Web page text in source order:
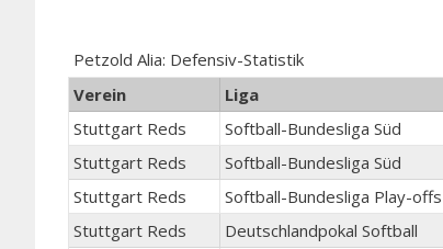
Petzold Alia: Defensiv-Statistik
Verein
Liga
Stuttgart Reds
Softball-Bundesliga Süd
Stuttgart Reds
Softball-Bundesliga Süd
Stuttgart Reds
Softball-Bundesliga Play-offs
Stuttgart Reds
Deutschlandpokal Softball